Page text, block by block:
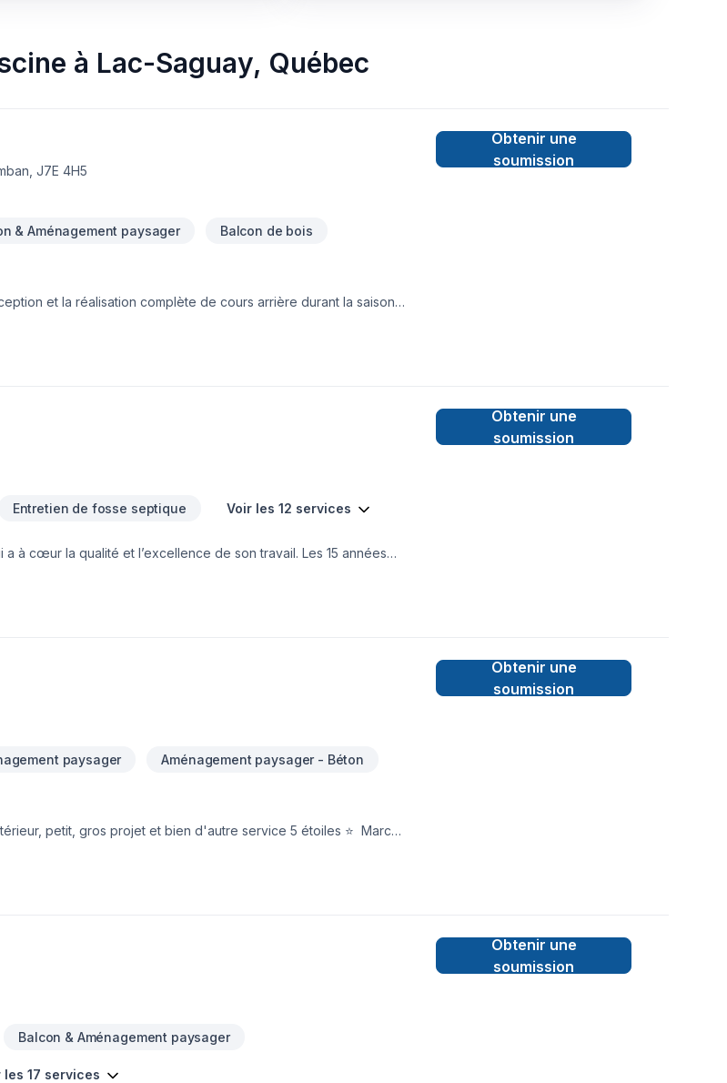
à Lac-Saguay, Québec
J7E 4H5
& Aménagement paysager Balcon de bois
et la réalisation complète de cours arrière durant la saison
équipe agit comme entrepreneur général, offrant des services de
Obtenir une
soumission
Entretien de fosse septique Voir les 12 services
à cœur la qualité et l’excellence de son travail. Les 15 années
partie de la réalisation de vos futurs projets.-Dany et William
Obtenir une
soumission
paysager Aménagement paysager - Béton
petit, gros projet et bien d'autre service 5 étoiles ⭐️ Marc
Obtenir une
soumission
Balcon & Aménagement paysager
les 17 services
Obtenir une
soumission